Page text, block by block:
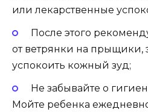
или лекарственные
После этого
от ветрянки на прыщики,
успокоить кожный зуд;
Не забывайте о
Мойте ребенка